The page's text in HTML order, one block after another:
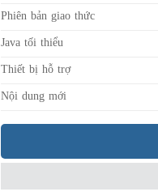
Phiên bản giao thức
Java tối thiểu
Thiết bị hỗ trợ
Nội dung mới